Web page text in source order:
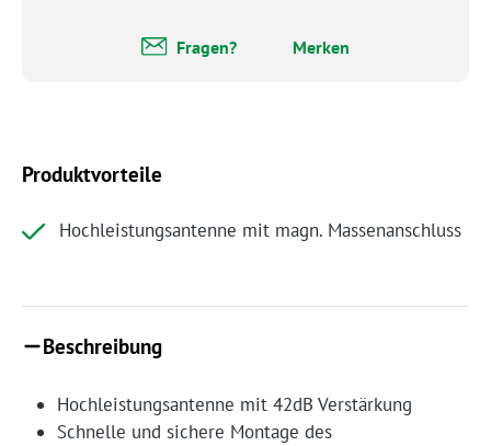
Fragen? Merken
Produktvorteile
Hochleistungsantenne mit magn. Massenanschluss
Beschreibung
Hochleistungsantenne mit 42dB Verstärkung
Schnelle und sichere Montage des